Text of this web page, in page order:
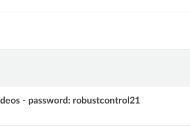
- password: robustcontrol21